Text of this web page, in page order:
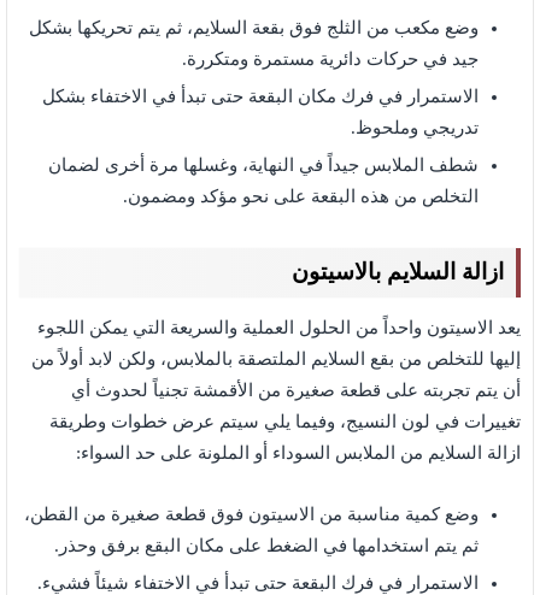
وضع مكعب من الثلج فوق بقعة السلايم، ثم يتم تحريكها بشكل
جيد في حركات دائرية مستمرة ومتكررة.
الاستمرار في فرك مكان البقعة حتى تبدأ في الاختفاء بشكل
تدريجي وملحوظ.
شطف الملابس جيداً في النهاية، وغسلها مرة أخرى لضمان
التخلص من هذه البقعة على نحو مؤكد ومضمون.
ازالة السلايم بالاسيتون
يعد الاسيتون واحداً من الحلول العملية والسريعة التي يمكن اللجوء
إليها للتخلص من بقع السلايم الملتصقة بالملابس، ولكن لابد أولاً من
أن يتم تجربته على قطعة صغيرة من الأقمشة تجنياً لحدوث أي
تغييرات في لون النسيج، وفيما يلي سيتم عرض خطوات وطريقة
ازالة السلايم من الملابس السوداء أو الملونة على حد السواء:
وضع كمية مناسبة من الاسيتون فوق قطعة صغيرة من القطن،
ثم يتم استخدامها في الضغط على مكان البقع برفق وحذر.
الاستمرار في فرك البقعة حتى تبدأ في الاختفاء شيئاً فشيء.